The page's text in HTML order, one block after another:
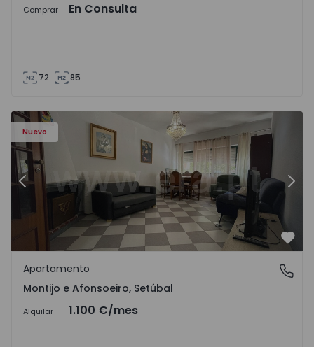
Comprar En Consulta
72 85
Nuevo
- 1
Apartamento T2 Montijo, Montijo e Afonsoeiro -
Anterior
Montijo e Afonsoeiro, Setúbal
Apartamento
Montijo e Afonsoeiro, Setúbal
Alquilar 1.100 €/mes